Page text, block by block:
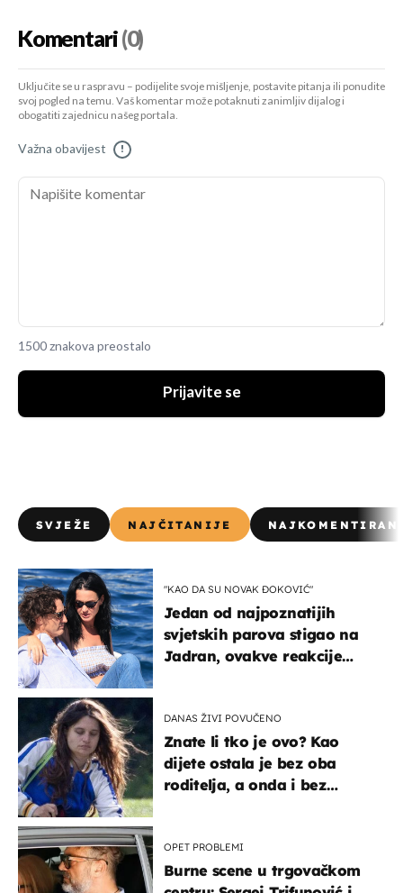
Komentari(0)
Uključite se u raspravu – podijelite svoje mišljenje, postavite pitanja ili ponudite
svoj pogled na temu. Vaš komentar može potaknuti zanimljiv dijalog i
obogatiti zajednicu našeg portala.
Važna obavijest !
1500 znakova preostalo
Prijavite se
SVJEŽE NAJČITANIJE
"KAO DA SU NOVAK ĐOKOVIĆ"
Jedan od najpoznatijih
svjetskih parova stigao na
Jadran, ovakve reakcije
DANAS ŽIVI POVUČENO
Znate li tko je ovo? Kao
dijete ostala je bez oba
roditelja, a onda i bez
OPET PROBLEMI
Burne scene u trgovačkom